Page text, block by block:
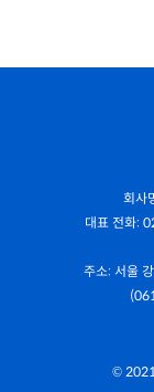
회사
대표 전화:
주소: 서울
©